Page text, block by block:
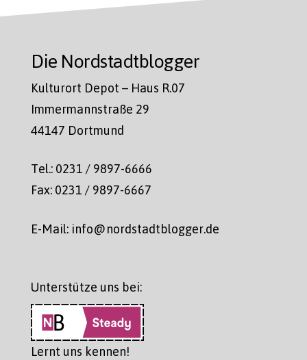
Die Nordstadtblogger
Kulturort Depot – Haus R.07
Immermannstraße 29
44147 Dortmund
Tel.: 0231 / 9897-6666
Fax: 0231 / 9897-6667
E-Mail: info@nordstadtblogger.de
Unterstütze uns bei:
Lernt uns kennen!